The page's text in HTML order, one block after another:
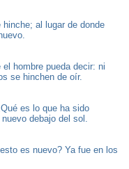
al lugar de donde
hombre pueda decir: ni
se hinchen de oír.
es lo que ha sido
debajo del sol.
es nuevo? Ya fue en los